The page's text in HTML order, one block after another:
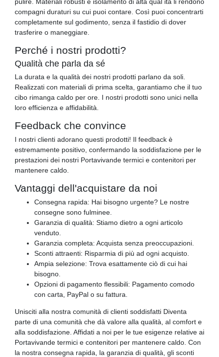
compagni duraturi su cui puoi contare. Così puoi concentrarti
completamente sul godimento, senza il fastidio di dover
trasferire o maneggiare.
Perché i nostri prodotti?
Qualità che parla da sé
La durata e la qualità dei nostri prodotti parlano da soli.
Realizzati con materiali di prima scelta, garantiamo che il tuo
cibo rimanga caldo per ore. I nostri prodotti sono unici nella
loro efficienza e affidabilità.
Feedback che convince
I nostri clienti adorano questi prodotti! Il feedback è
estremamente positivo, confermando la soddisfazione per le
prestazioni dei nostri Portavivande termici e contenitori per
mantenere caldo.
Vantaggi dell'acquistare da noi
Consegna rapida: Hai bisogno urgente? Le nostre
consegne sono fulminee.
Garanzia di qualità: Stiamo dietro a ogni articolo
venduto.
Garanzia completa: Acquista senza preoccupazioni.
Sconti attraenti: Risparmia di più ad ogni acquisto.
Ampia selezione: Trova esattamente ciò di cui hai
bisogno.
Opzioni di pagamento flessibili: Pagamento comodo
con carta, PayPal o su fattura.
Unisciti alla nostra comunità di clienti soddisfatti Diventa
parte di una comunità che dà valore alla qualità, al comfort e
alla soddisfazione. Affidati a noi per le tue esigenze relative ai
Portavivande termici e contenitori per mantenere caldo. Con
la nostra consegna rapida, la garanzia di qualità, gli sconti